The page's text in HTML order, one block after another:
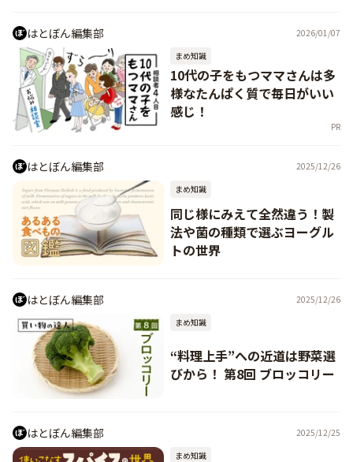
はとぼん編集部
2026/01/07
まめ知識
10代の子をもつママさんは多
様なたんぱく質で毎日がいい
感じ！
PR
はとぼん編集部
2025/12/26
まめ知識
同じ様にみえて全然違う！製
法や菌の種類で選ぶヨーグル
トの世界
はとぼん編集部
2025/12/26
まめ知識
“料理上手”への近道は野菜選
びから！ 第8回 ブロッコリー
はとぼん編集部
2025/12/25
まめ知識